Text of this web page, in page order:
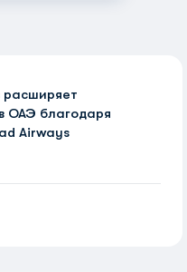
расширяет
ОАЭ благодаря
Airways